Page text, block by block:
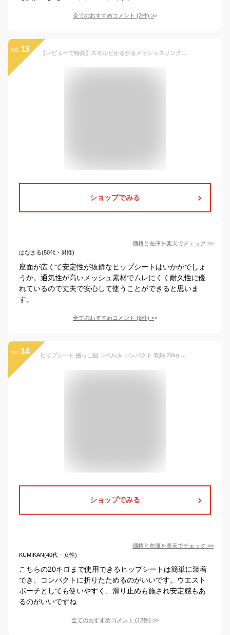
全てのおすすめコメント (2件) >
no. 13 【レビューで特典】スモルビかるがるメッシュスリング抱っこ紐 メッシュ 通気性抜群 通気性 夏 暑さ対策 ベビースリング ヒップシート 20kg コンパクト 軽量 サポートバッグ 片手抱っこ セカンド 抱っこひも
ショップでみる
価格と在庫を楽天でチェック >>
はなまる(50代・男性)
座面が広くて安定性が抜群なヒップシートはいかがでしょ
うか。通気性が高いメッシュ素材でムレにくく耐久性に優
れているので丈夫で安心して使うことができると思いま
す。
全てのおすすめコメント (8件) >
no. 14 ヒップシート 抱っこ紐 コペルタ コンパクト 収納 20kg 抱っこ カバン ショルダー バッグ 折り畳み 折りたたみ 赤ちゃん ウエストポーチ 簡単 シングル 人気 新生児 腰痛対策 ママ ギフト ベビー 軽量 新生児 オムツ 抱っこ 簡単 ヒップ シート ベビー用品 出産祝い
ショップでみる
価格と在庫を楽天でチェック >>
KUMIKAN(40代・女性)
こちらの20キロまで使用できるヒップシートは簡単に装着
でき、コンパクトに折りたためるのがいいです。ウエスト
ポーチとしても使いやすく、滑り止めも施され安定感もあ
るのがいいですね
全てのおすすめコメント (12件) >